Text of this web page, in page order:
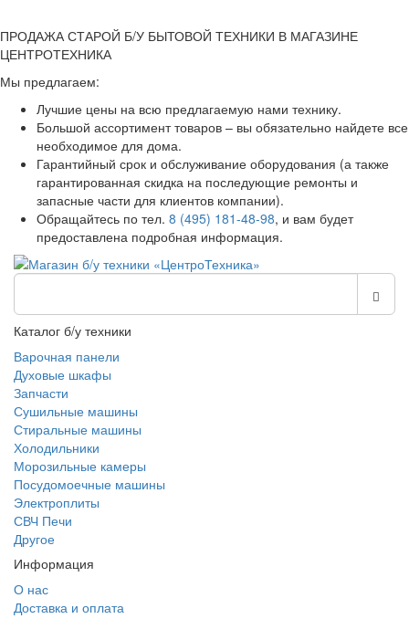
ПРОДАЖА СТАРОЙ Б/У БЫТОВОЙ ТЕХНИКИ В МАГАЗИНЕ
ЦЕНТРОТЕХНИКА
Мы предлагаем:
Лучшие цены на всю предлагаемую нами технику.
Большой ассортимент товаров – вы обязательно найдете все
необходимое для дома.
Гарантийный срок и обслуживание оборудования (а также
гарантированная скидка на последующие ремонты и
запасные части для клиентов компании).
Обращайтесь по тел. 8 (495) 181-48-98, и вам будет
предоставлена подробная информация.
Каталог б/у техники
Варочная панели
Духовые шкафы
Запчасти
Сушильные машины
Стиральные машины
Холодильники
Морозильные камеры
Посудомоечные машины
Электроплиты
СВЧ Печи
Другое
Информация
О нас
Доставка и оплата